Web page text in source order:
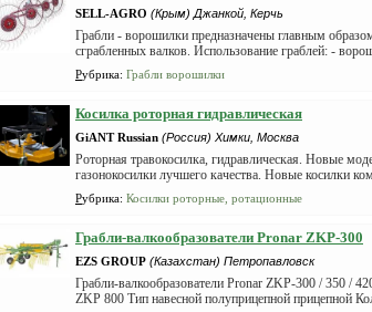
SELL-AGRO (Крым) Джанкой, Керчь
Грабли - ворошилки предназначены главным
сграбленных валков. Использование граблей: -
Рубрика: Грабли ворошилки
Косилка роторная гидравлическая
GiANT Russian (Россия) Химки, Москва
Роторная травокосилка, гидравлическая. Новые
газонокосилки лучшего качества. Новые косилки
Рубрика: Косилки роторные, ротационные
Грабли-валкообразователи Pronar ZKP-300
EZS GROUP (Казахстан) Петропавловск
Грабли-валкообразователи Pronar ZKP-300 / 350 /
ZKP 800 Тип навесной полуприцепной прицепной